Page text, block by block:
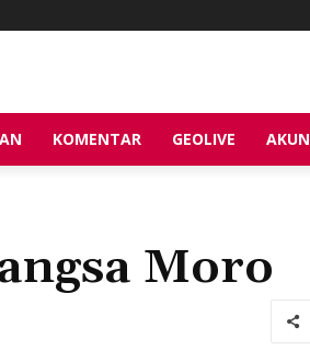
KOMENTAR GEOLIVE AKUN
Moro